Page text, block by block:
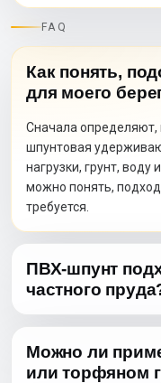
FAQ
Как понять,
для моего
Сначала определяют,
шпунтовая
нагрузки, грунт, воду
можно понять,
требуется.
ПВХ-шпунт
частного
Можно ли
или торфяном